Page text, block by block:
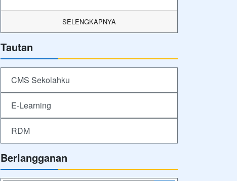
SELENGKAPNYA
Tautan
CMS Sekolahku
E-Learning
RDM
Berlangganan